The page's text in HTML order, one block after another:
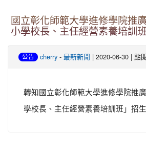
國立彰化師範大學進修學院推
小學校長、主任經營素養培訓
公告 cherry - 最新新聞 | 2020-06-30 | 點
轉知國立彰化師範大學進修學院推
學校長、主任經營素養培訓班」招